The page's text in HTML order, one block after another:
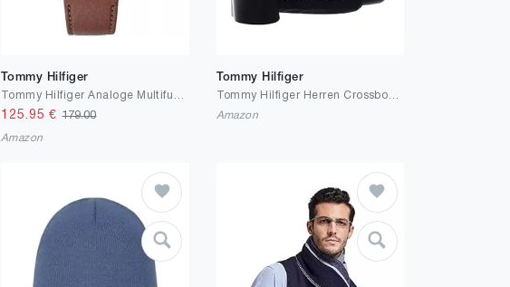
Tommy Hilfiger
125.95 €179.00
Amazon
Tommy Hilfiger
Amazon